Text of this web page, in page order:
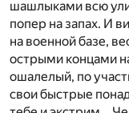
шашлыками всю
попер на запах. И
на военной базе,
острыми концами
ошалелый, по
свои быстрые